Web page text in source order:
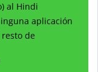
al Hindi
aplicación
de